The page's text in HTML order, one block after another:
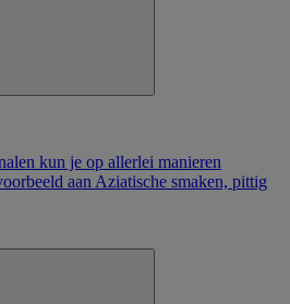
kun je op allerlei manieren
aan Aziatische smaken, pittig